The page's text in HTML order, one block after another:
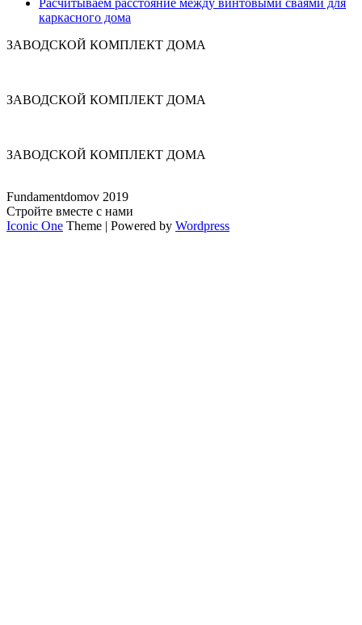
Расчитываем расстояние между винтовыми сваями для
каркасного дома
ЗАВОДСКОЙ КОМПЛЕКТ ДОМА
ЗАВОДСКОЙ КОМПЛЕКТ ДОМА
ЗАВОДСКОЙ КОМПЛЕКТ ДОМА
Fundamentdomov 2019
Стройте вместе с нами
Iconic One Theme | Powered by Wordpress